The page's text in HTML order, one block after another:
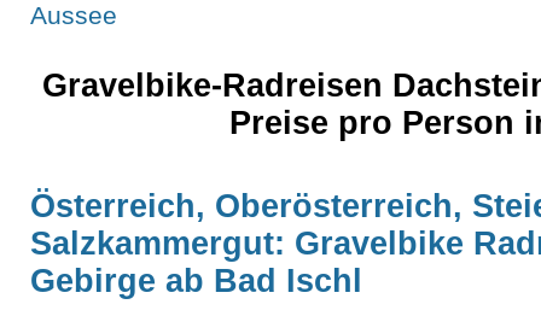
Gravelbike-Radreisen
Preise pro Person
Österreich, Oberösterreich,
Salzkammergut: Gravelbike
Gebirge ab Bad Ischl